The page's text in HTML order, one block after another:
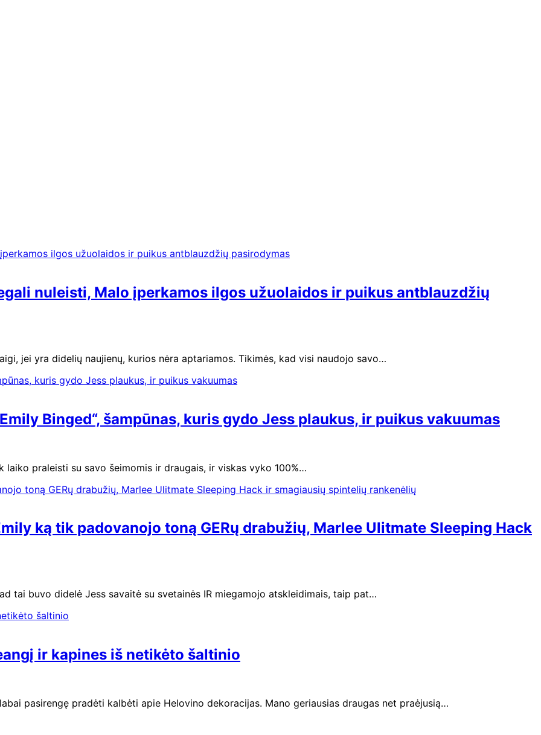
nuleisti, Malo įperkamos ilgos užuolaidos ir puikus antblauzdžių
jei yra didelių naujienų, kurios nėra aptariamos. Tikimės, kad visi naudojo savo…
Binged“, šampūnas, kuris gydo Jess plaukus, ir puikus vakuumas
praleisti su savo šeimomis ir draugais, ir viskas vyko 100%…
ką tik padovanojo toną GERų drabužių, Marlee Ulitmate Sleeping Hack
tai buvo didelė Jess savaitė su svetainės IR miegamojo atskleidimais, taip pat…
ir kapines iš netikėto šaltinio
pasirengę pradėti kalbėti apie Helovino dekoracijas. Mano geriausias draugas net praėjusią…